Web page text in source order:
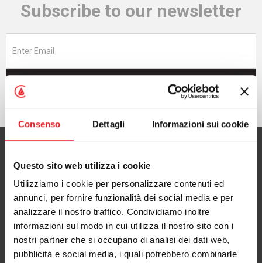
Consenso Dettagli Informazioni sui cookie
Questo sito web utilizza i cookie
Utilizziamo i cookie per personalizzare contenuti ed
annunci, per fornire funzionalità dei social media e per
analizzare il nostro traffico. Condividiamo inoltre
informazioni sul modo in cui utilizza il nostro sito con i
nostri partner che si occupano di analisi dei dati web,
pubblicità e social media, i quali potrebbero combinarle
Subscribe to our newsletter
CAMINETTI MONTEGRAPPA S.p.A.
via A. da Bassano 7/9
36020 Pove del Grappa (VI), Italy